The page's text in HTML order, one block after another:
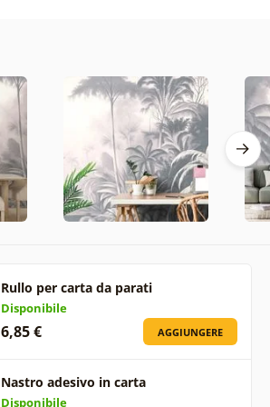
Rullo per carta da parati
Disponibile
6,85 € AGGIUNGERE
Nastro adesivo in carta
Disponibile